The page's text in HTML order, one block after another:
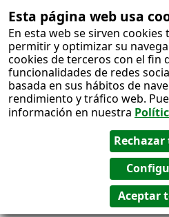
Esta página web usa
En esta web se sirven cookies
permitir y optimizar su
cookies de terceros con el fin
funcionalidades de redes
basada en sus hábitos de
rendimiento y tráfico web.
información en nuestra